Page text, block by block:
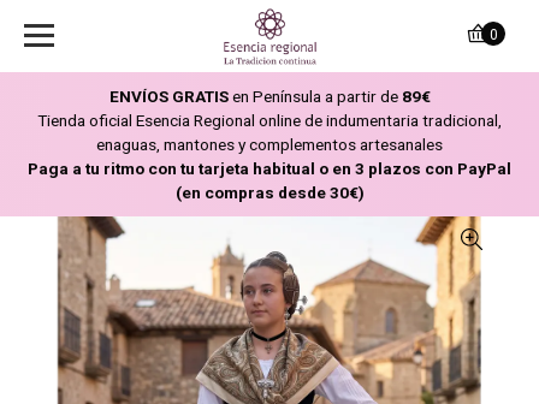
ENVÍOS GRATISen Península a partir de 89€
Tienda oficial Esencia Regional online de indumentaria tradicional,
enaguas, mantones y complementos artesanales
Paga a tu ritmo con tu tarjeta habitual o en 3 plazos con PayPal
(en compras desde 30€)
0